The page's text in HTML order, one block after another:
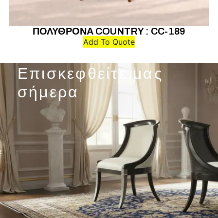
ΠΟΛΥΘΡΟΝΑ COUNTRY : CC-189
Add To Quote
Επισκεφθείτε μας
σήμερα